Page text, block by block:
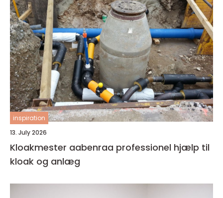
inspiration
13. July 2026
Kloakmester aabenraa professionel hjælp til
kloak og anlæg